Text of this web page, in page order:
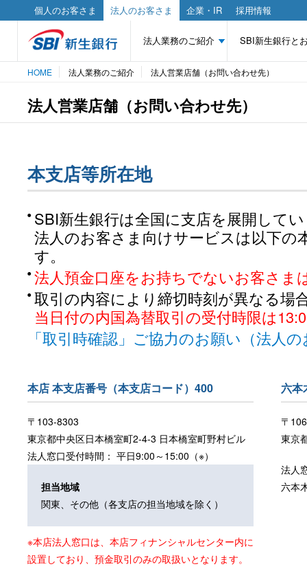
個人のお客さま 法人のお客さま 企業・IR 採用情報
法人業務のご紹介 SBI新生銀行と
HOME 法人業務のご紹介 法人営業店舗（お問い合わせ先）
法人営業店舗（お問い合わせ先）
本支店等所在地
SBI新生銀行は全国に支店を展開して
法人のお客さま向けサービスは以下の
す。
法人預金口座をお持ちでないお客さま
取引の内容により締切時刻が異なる場
当日付の内国為替取引の受付時限は
「取引時確認」ご協力のお願い（法人
本店 本支店番号（本支店コード）400
〒103-8303
東京都中央区日本橋室町2-4-3 日本橋室町野村ビル
法人窓口受付時間： 平日9:00～15:00（※）
担当地域
関東、 その他（各支店の担当地域を除く）
※本店法人窓口は、本店フィナンシャルセンター内に
設置しており、預金取引のみの取扱いとなります。
六本
〒
東京
法人
六本